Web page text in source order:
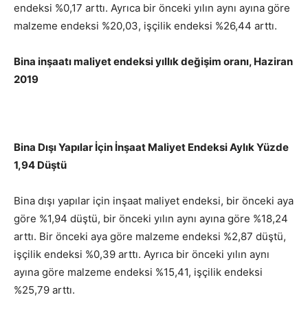
endeksi %0,17 arttı. Ayrıca bir önceki yılın aynı ayına göre
malzeme endeksi %20,03, işçilik endeksi %26,44 arttı.
Bina inşaatı maliyet endeksi yıllık değişim oranı, Haziran
2019
Bina Dışı Yapılar İçin İnşaat Maliyet Endeksi Aylık Yüzde
1,94 Düştü
Bina dışı yapılar için inşaat maliyet endeksi, bir önceki aya
göre %1,94 düştü, bir önceki yılın aynı ayına göre %18,24
arttı. Bir önceki aya göre malzeme endeksi %2,87 düştü,
işçilik endeksi %0,39 arttı. Ayrıca bir önceki yılın aynı
ayına göre malzeme endeksi %15,41, işçilik endeksi
%25,79 arttı.